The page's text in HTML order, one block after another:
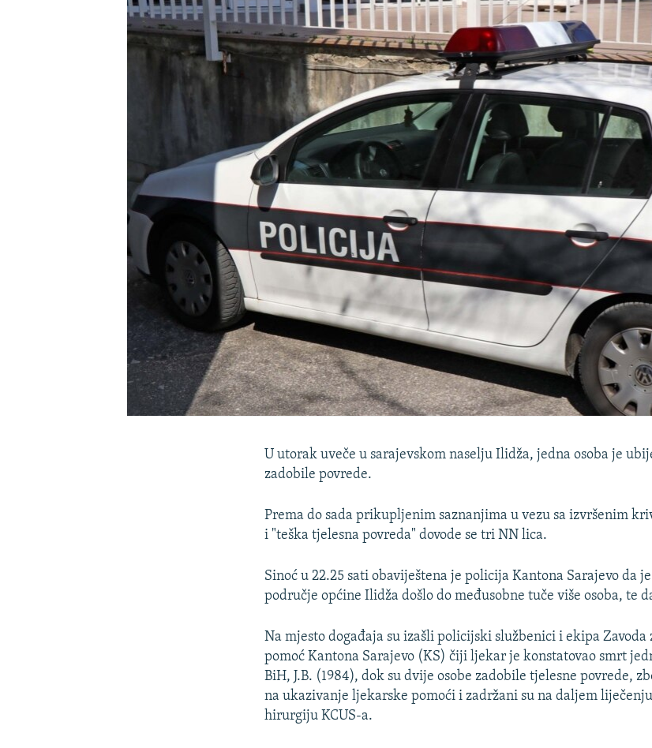
TRI DECENIJE OD RATA U BIH
U utorak uveče u sarajevskom naselju Ilidža, jedna osoba je
zadobile povrede.
Prema do sada prikupljenim saznanjima u vezu sa izvršenim
i "teška tjelesna povreda" dovode se tri NN lica.
Sinoć u 22.25 sati obaviještena je policija Kantona Sarajevo da
područje općine Ilidža došlo do međusobne tuče više osoba, te
Na mjesto događaja su izašli policijski službenici i ekipa
pomoć Kantona Sarajevo (KS) čiji ljekar je konstatovao smrt
BiH, J.B. (1984), dok su dvije osobe zadobile tjelesne povrede,
na ukazivanje ljekarske pomoći i zadržani su na daljem
hirurgiju KCUS-a.